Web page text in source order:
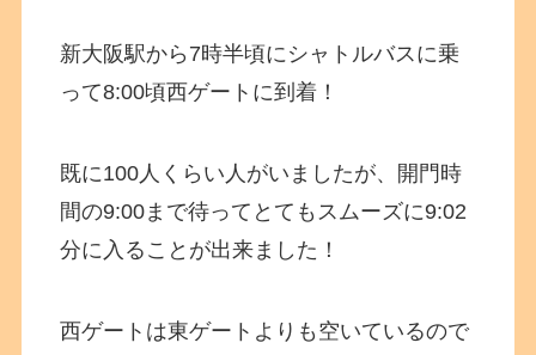
新大阪駅から7時半頃にシャトルバスに乗
って8:00頃西ゲートに到着！
既に100人くらい人がいましたが、開門時
間の9:00まで待ってとてもスムーズに9:02
分に入ることが出来ました！
西ゲートは東ゲートよりも空いているので